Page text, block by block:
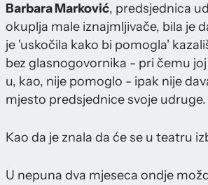
Barbara Marković, predsjednica
okuplja male iznajmljivače, bila je
je 'uskočila kako bi pomogla'
bez glasnogovornika - pri čemu
u, kao, nije pomoglo - ipak nije
mjesto predsjednice svoje udruge.
Kao da je znala da će se u teatru
U nepuna dva mjeseca ondje